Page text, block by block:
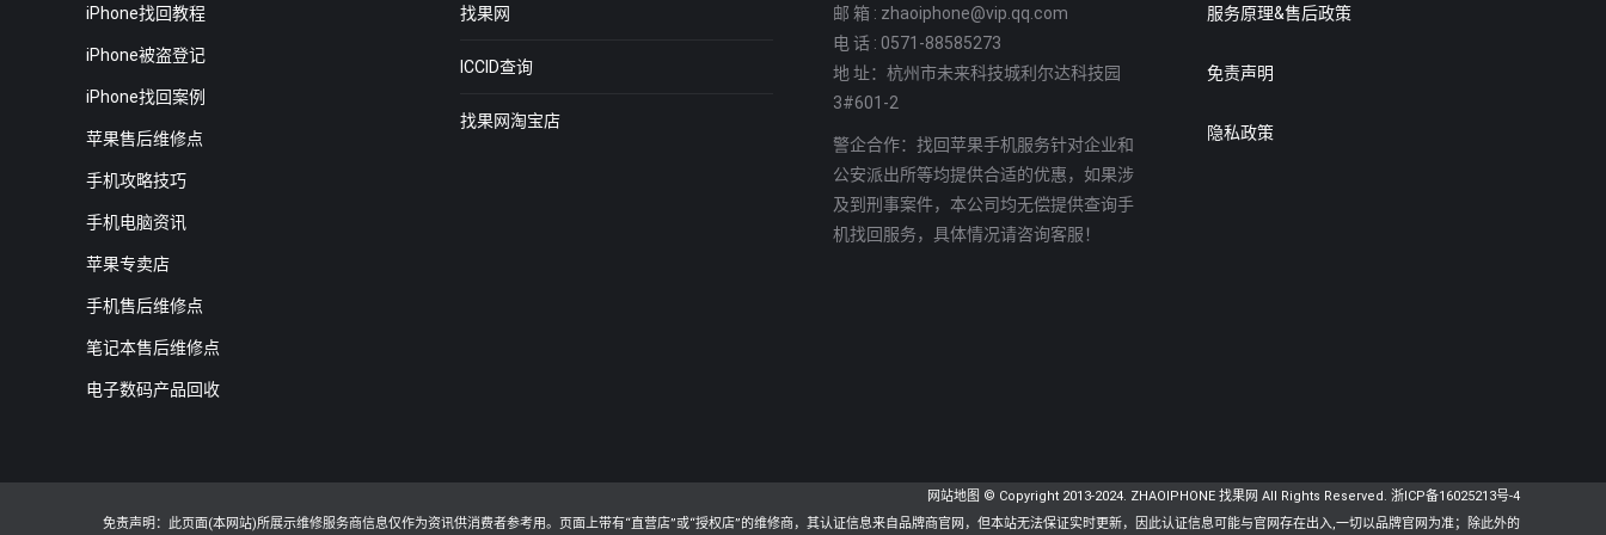
iPhone找回教程
iPhone被盗登记
iPhone找回案例
苹果售后维修点
手机攻略技巧
手机电脑资讯
苹果专卖店
手机售后维修点
笔记本售后维修点
电子数码产品回收
找果网
ICCID查询
找果网淘宝店
邮 箱 : zhaoiphone@vip.qq.com
电 话 : 0571-88585273
地 址：杭州市未来科技城利尔达科技园
3#601-2
警企合作：找回苹果手机服务针对企业和
公安派出所等均提供合适的优惠，如果涉
及到刑事案件，本公司均无偿提供查询手
机找回服务，具体情况请咨询客服！
服务原理&售后政策
免责声明
隐私政策
网站地图 © Copyright 2013-2024. ZHAOIPHONE 找果网 All Rights Reserved. 浙ICP备16025213号-4
免责声明：此页面(本网站)所展示维修服务商信息仅作为资讯供消费者参考用。页面上带有“直营店”或“授权店”的维修商，其认证信息来自品牌商官网，但本站无法保证实时更新，因此认证信息可能与官网存在出入,一切以品牌官网为准；除此外的